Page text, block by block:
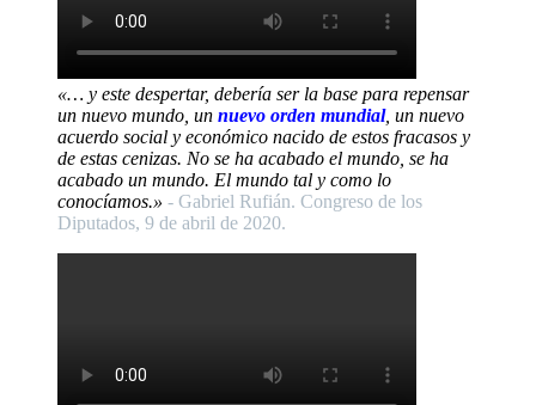
«… y este despertar, debería ser la base para repensar
un nuevo mundo, un nuevo orden mundial, un nuevo
acuerdo social y económico nacido de estos fracasos y
de estas cenizas. No se ha acabado el mundo, se ha
acabado un mundo. El mundo tal y como lo
conocíamos.» - Gabriel Rufián. Congreso de los
Diputados, 9 de abril de 2020.